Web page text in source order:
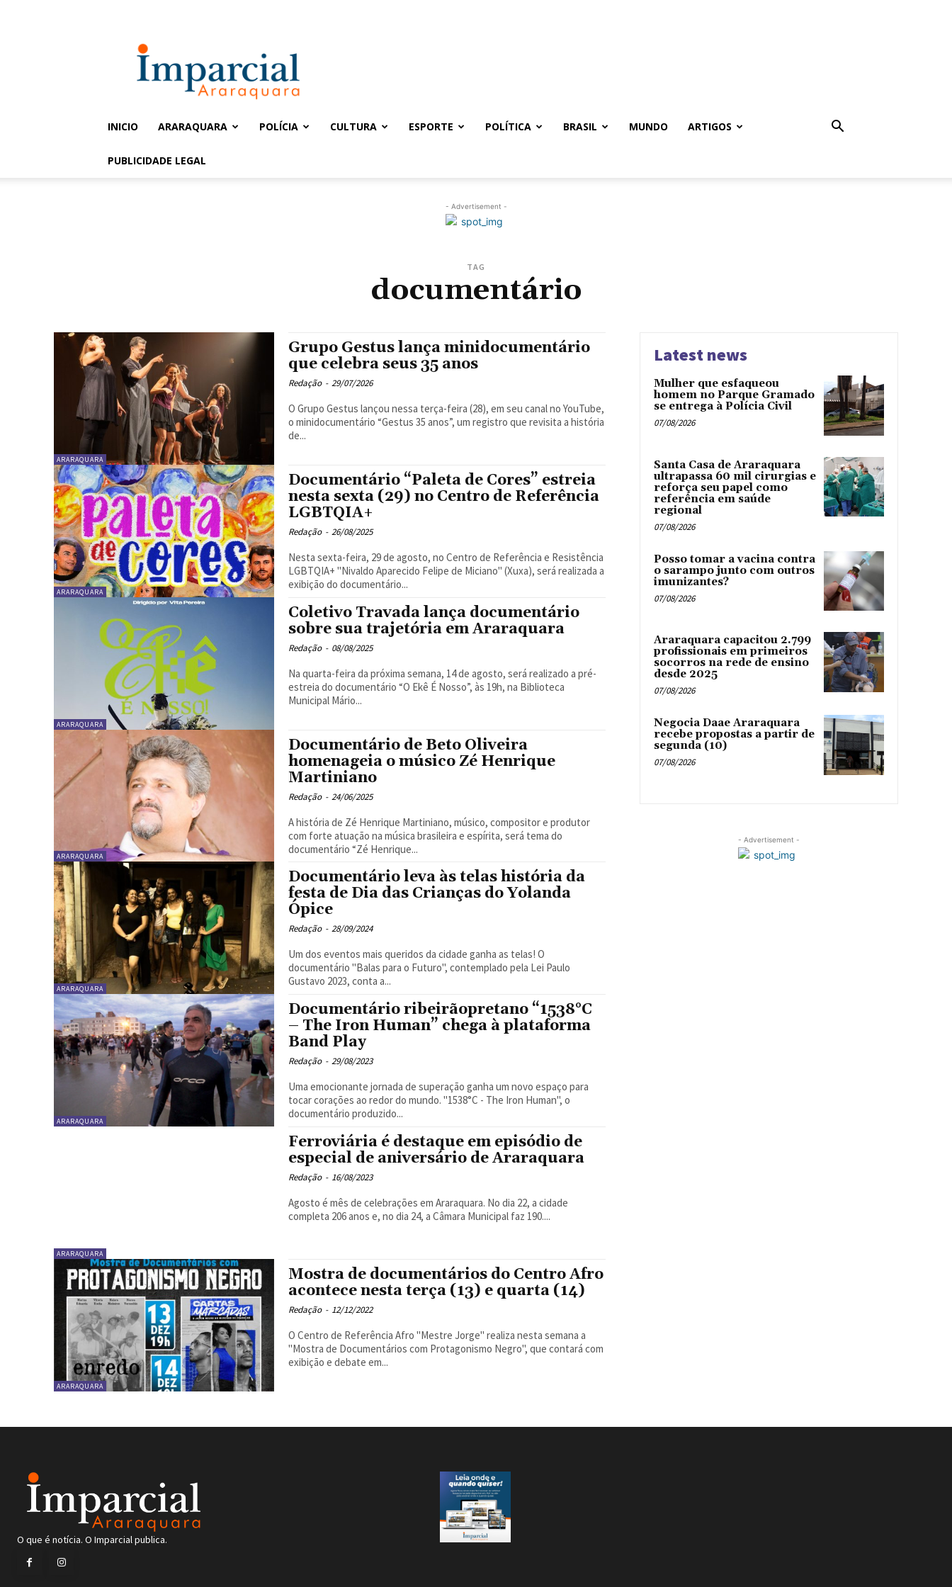
Imparcial
INICIO ARARAQUARA POLÍCIA CULTURA ESPORTE POLÍTICA BRASIL MUNDO ARTIGOS
PUBLICIDADE LEGAL
- Advertisement -
TAG
documentário
ARARAQUARA
Grupo Gestus lança minidocumentário
que celebra seus 35 anos
Redação - 29/07/2026
O Grupo Gestus lançou nessa terça-feira (28), em seu canal no YouTube,
o minidocumentário “Gestus 35 anos”, um registro que revisita a história
de...
ARARAQUARA
Documentário “Paleta de Cores” estreia
nesta sexta (29) no Centro de Referência
LGBTQIA+
Redação - 26/08/2025
Nesta sexta-feira, 29 de agosto, no Centro de Referência e Resistência
LGBTQIA+ "Nivaldo Aparecido Felipe de Miciano" (Xuxa), será realizada a
exibição do documentário...
ARARAQUARA
Coletivo Travada lança documentário
sobre sua trajetória em Araraquara
Redação - 08/08/2025
Na quarta-feira da próxima semana, 14 de agosto, será realizado a pré-
estreia do documentário “O Ekê É Nosso”, às 19h, na Biblioteca
Municipal Mário...
ARARAQUARA
Documentário de Beto Oliveira
homenageia o músico Zé Henrique
Martiniano
Redação - 24/06/2025
A história de Zé Henrique Martiniano, músico, compositor e produtor
com forte atuação na música brasileira e espírita, será tema do
documentário “Zé Henrique...
ARARAQUARA
Documentário leva às telas história da
festa de Dia das Crianças do Yolanda
Ópice
Redação - 28/09/2024
Um dos eventos mais queridos da cidade ganha as telas! O
documentário "Balas para o Futuro", contemplado pela Lei Paulo
Gustavo 2023, conta a...
ARARAQUARA
Documentário ribeirãopretano “1538°C
– The Iron Human” chega à plataforma
Band Play
Redação - 29/08/2023
Uma emocionante jornada de superação ganha um novo espaço para
tocar corações ao redor do mundo. "1538°C - The Iron Human", o
documentário produzido...
ARARAQUARA
Ferroviária é destaque em episódio de
especial de aniversário de Araraquara
Redação - 16/08/2023
Agosto é mês de celebrações em Araraquara. No dia 22, a cidade
completa 206 anos e, no dia 24, a Câmara Municipal faz 190....
ARARAQUARA
Mostra de documentários do Centro Afro
acontece nesta terça (13) e quarta (14)
Redação - 12/12/2022
O Centro de Referência Afro "Mestre Jorge" realiza nesta semana a
"Mostra de Documentários com Protagonismo Negro", que contará com
exibição e debate em...
Latest news
Mulher que esfaqueou
homem no Parque Gramado
se entrega à Polícia Civil
07/08/2026
Santa Casa de Araraquara
ultrapassa 60 mil cirurgias e
reforça seu papel como
referência em saúde
regional
07/08/2026
Posso tomar a vacina contra
o sarampo junto com outros
imunizantes?
07/08/2026
Araraquara capacitou 2.799
profissionais em primeiros
socorros na rede de ensino
desde 2025
07/08/2026
Negocia Daae Araraquara
recebe propostas a partir de
segunda (10)
07/08/2026
- Advertisement -
O que é notícia. O Imparcial publica.